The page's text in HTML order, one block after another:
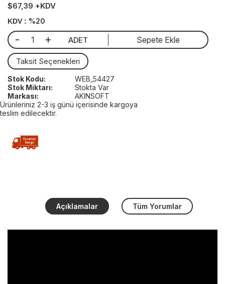
$67,39 +KDV
KDV : %20
- + ADET Sepete Ekle
Taksit Seçenekleri
Stok Kodu:
WEB_54427
Stok Miktarı:
Stokta Var
Markası:
AKINSOFT
Ürünleriniz 2-3 iş günü içerisinde kargoya
teslim edilecektir.
Açıklamalar Tüm Yorumlar